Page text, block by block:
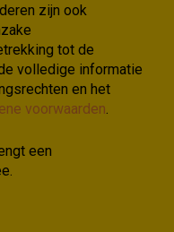
zijn ook
tot de
volledige informatie
en het
voorwaarden
een